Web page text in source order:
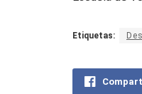
Etiquetas: